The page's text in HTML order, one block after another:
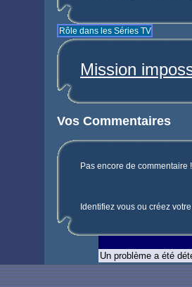
Rôle dans les Séries TV
Mission
Vos Commentaires
Pas encore de commentaire
Identifiez vous ou créez
Un problème a été